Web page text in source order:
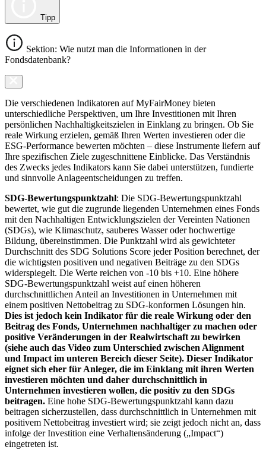
Tipp
Sektion: Wie nutzt man die Informationen in der
Fondsdatenbank?
Die verschiedenen Indikatoren auf MyFairMoney bieten
unterschiedliche Perspektiven, um Ihre Investitionen mit Ihren
persönlichen Nachhaltigkeitszielen in Einklang zu bringen. Ob Sie
reale Wirkung erzielen, gemäß Ihren Werten investieren oder die
ESG-Performance bewerten möchten – diese Instrumente liefern auf
Ihre spezifischen Ziele zugeschnittene Einblicke. Das Verständnis
des Zwecks jedes Indikators kann Sie dabei unterstützen, fundierte
und sinnvolle Anlageentscheidungen zu treffen.
SDG-Bewertungspunktzahl: Die SDG-Bewertungspunktzahl
bewertet, wie gut die zugrunde liegenden Unternehmen eines Fonds
mit den Nachhaltigen Entwicklungszielen der Vereinten Nationen
(SDGs), wie Klimaschutz, sauberes Wasser oder hochwertige
Bildung, übereinstimmen. Die Punktzahl wird als gewichteter
Durchschnitt des SDG Solutions Score jeder Position berechnet, der
die wichtigsten positiven und negativen Beiträge zu den SDGs
widerspiegelt. Die Werte reichen von -10 bis +10. Eine höhere
SDG-Bewertungspunktzahl weist auf einen höheren
durchschnittlichen Anteil an Investitionen in Unternehmen mit
einem positiven Nettobeitrag zu SDG-konformen Lösungen hin.
Dies ist jedoch kein Indikator für die reale Wirkung oder den
Beitrag des Fonds, Unternehmen nachhaltiger zu machen oder
positive Veränderungen in der Realwirtschaft zu bewirken
(siehe auch das Video zum Unterschied zwischen Alignment
und Impact im unteren Bereich dieser Seite). Dieser Indikator
eignet sich eher für Anleger, die im Einklang mit ihren Werten
investieren möchten und daher durchschnittlich in
Unternehmen investieren wollen, die positiv zu den SDGs
beitragen. Eine hohe SDG-Bewertungspunktzahl kann dazu
beitragen sicherzustellen, dass durchschnittlich in Unternehmen mit
positivem Nettobeitrag investiert wird; sie zeigt jedoch nicht an, dass
infolge der Investition eine Verhaltensänderung („Impact“)
eingetreten ist.